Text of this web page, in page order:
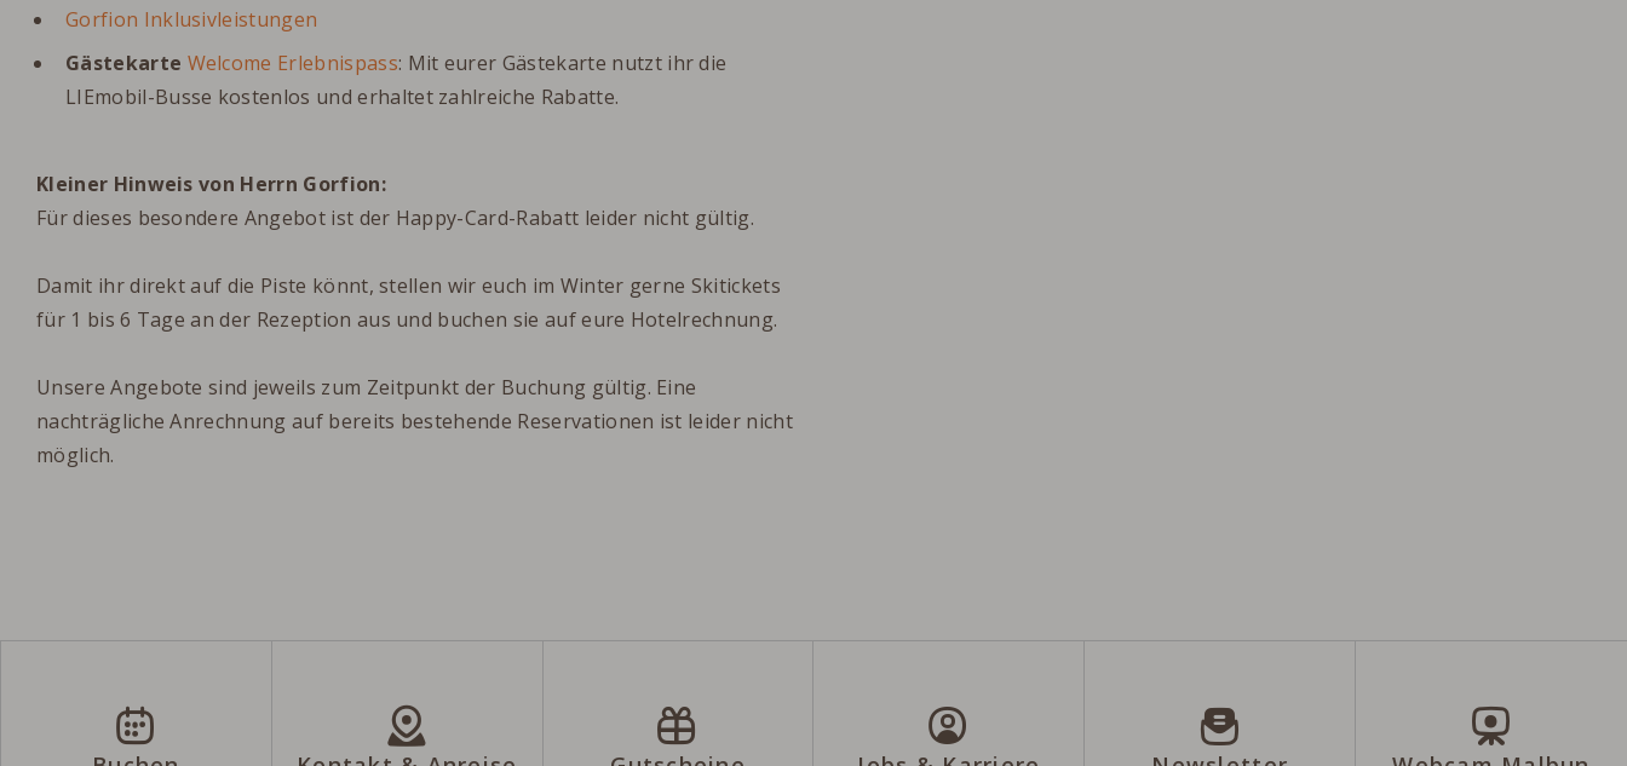
Gorfion Inklusivleistungen
Gästekarte Welcome Erlebnispass: Mit eurer Gästekarte nutzt ihr die
LIEmobil-Busse kostenlos und erhaltet zahlreiche Rabatte.
Kleiner Hinweis von Herrn Gorfion:
Für dieses besondere Angebot ist der Happy-Card-Rabatt leider nicht gültig.
Damit ihr direkt auf die Piste könnt, stellen wir euch im Winter gerne Skitickets
für 1 bis 6 Tage an der Rezeption aus und buchen sie auf eure Hotelrechnung.
Unsere Angebote sind jeweils zum Zeitpunkt der Buchung gültig. Eine
nachträgliche Anrechnung auf bereits bestehende Reservationen ist leider nicht
möglich.